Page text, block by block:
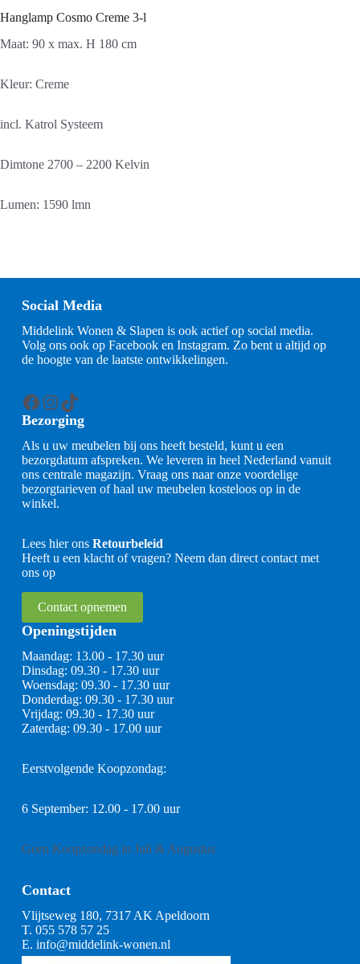
Hanglamp Cosmo Creme 3-l
Maat: 90 x max. H 180 cm
Kleur: Creme
incl. Katrol Systeem
Dimtone 2700 – 2200 Kelvin
Lumen: 1590 lmn
Social Media
Middelink Wonen & Slapen is ook actief op social media.
Volg ons ook op Facebook en Instagram. Zo bent u altijd op
de hoogte van de laatste ontwikkelingen.
Facebook
Instagram
TikTok
Bezorging
Als u uw meubelen bij ons heeft besteld, kunt u een
bezorgdatum afspreken. We leveren in heel Nederland vanuit
ons centrale magazijn. Vraag ons naar onze voordelige
bezorgtarieven of haal uw meubelen kosteloos op in de
winkel.
Lees hier ons Retourbeleid
Heeft u een klacht of vragen? Neem dan direct contact met
ons op
Contact opnemen
Openingstijden
Maandag: 13.00 - 17.30 uur
Dinsdag: 09.30 - 17.30 uur
Woensdag: 09.30 - 17.30 uur
Donderdag: 09.30 - 17.30 uur
Vrijdag: 09.30 - 17.30 uur
Zaterdag: 09.30 - 17.00 uur
Eerstvolgende Koopzondag:
6 September: 12.00 - 17.00 uur
Geen Koopzondag in Juli & Augustus
Contact
Vlijtseweg 180, 7317 AK Apeldoorn
T. 055 578 57 25
E. info@middelink-wonen.nl